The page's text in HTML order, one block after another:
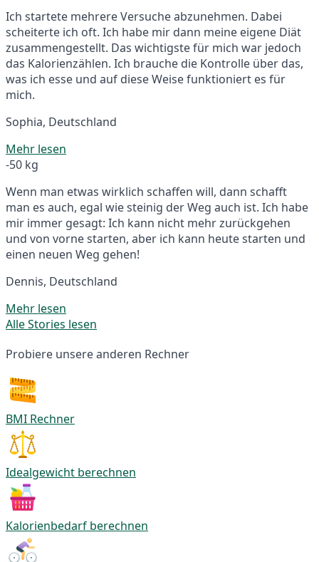
Ich startete mehrere Versuche abzunehmen. Dabei
scheiterte ich oft. Ich habe mir dann meine eigene Diät
zusammengestellt. Das wichtigste für mich war jedoch
das Kalorienzählen. Ich brauche die Kontrolle über das,
was ich esse und auf diese Weise funktioniert es für
mich.
Sophia, Deutschland
Mehr lesen
-50 kg
Wenn man etwas wirklich schaffen will, dann schafft
man es auch, egal wie steinig der Weg auch ist. Ich habe
mir immer gesagt: Ich kann nicht mehr zurückgehen
und von vorne starten, aber ich kann heute starten und
einen neuen Weg gehen!
Dennis, Deutschland
Mehr lesen
Alle Stories lesen
Probiere unsere anderen Rechner
BMI Rechner
Idealgewicht berechnen
Kalorienbedarf berechnen